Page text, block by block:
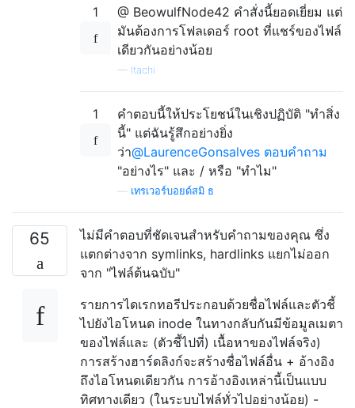
1
@ BeowulfNode42 คำสั่งนี้ยอดเยี่ยม แต่
มันต้องการโฟลเดอร์ root ที่แชร์ของไฟล์
เดียวกันอย่างน้อย
— Itachi
1
คำตอบนี้ให้ประโยชน์ในเชิงปฏิบัติ "ทำสิ่ง
นี้" แต่ฉันรู้สึกอย่างยิ่ง
ว่า@LaurenceGonsalves ตอบคำถาม
"อย่างไร" และ / หรือ "ทำไม"
เทรเวอร์บอยด์สมิ ธ
65
ไม่มีคำตอบที่ชัดเจนสำหรับคำถามของคุณ ซึ่ง
แตกต่างจาก symlinks, hardlinks แยกไม่ออก
จาก "ไฟล์ต้นฉบับ"
รายการไดเรกทอรีประกอบด้วยชื่อไฟล์และตัวชี้
ไปยังไอโหนด inode ในทางกลับกันมีข้อมูลเมตา
ของไฟล์และ (ตัวชี้ไปที่) เนื้อหาของไฟล์จริง)
การสร้างฮาร์ดลิงก์จะสร้างชื่อไฟล์อื่น + อ้างอิง
ถึงไอโหนดเดียวกัน การอ้างอิงเหล่านี้เป็นแบบ
ทิศทางเดียว (ในระบบไฟล์ทั่วไปอย่างน้อย) -